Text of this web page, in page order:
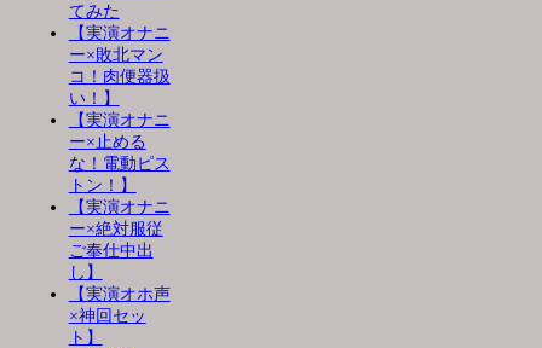
てみた
【実演オナニ
ー×敗北マン
コ！肉便器扱
い！】
【実演オナニ
ー×止める
な！電動ピス
トン！】
【実演オナニ
ー×絶対服従
ご奉仕中出
し】
【実演オホ声
×神回セッ
ト】